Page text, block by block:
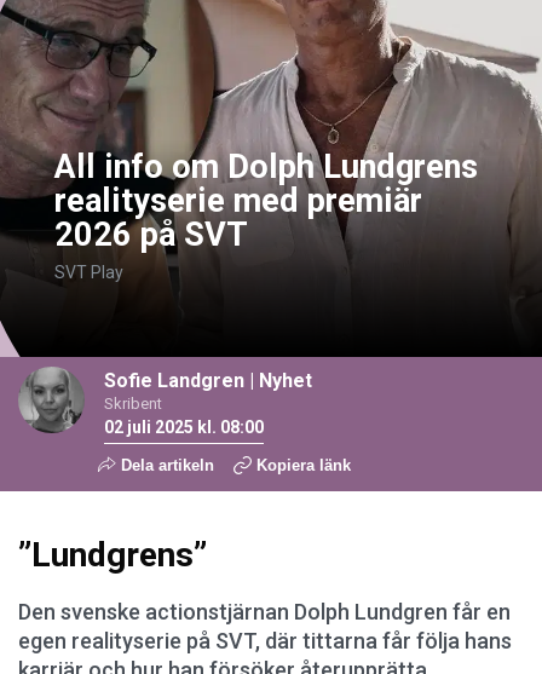
All info om Dolph Lundgrens
realityserie med premiär
2026 på SVT
SVT Play
Sofie Landgren | Nyhet
Skribent
02 juli 2025 kl. 08:00
Dela artikeln Kopiera länk
”Lundgrens”
Den svenske actionstjärnan Dolph Lundgren får en
egen realityserie på SVT, där tittarna får följa hans